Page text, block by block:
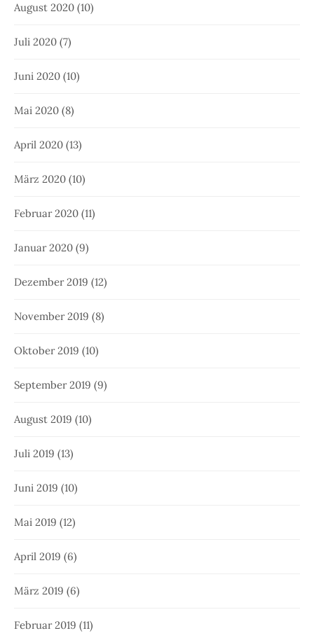
August 2020 (10)
Juli 2020 (7)
Juni 2020 (10)
Mai 2020 (8)
April 2020 (13)
März 2020 (10)
Februar 2020 (11)
Januar 2020 (9)
Dezember 2019 (12)
November 2019 (8)
Oktober 2019 (10)
September 2019 (9)
August 2019 (10)
Juli 2019 (13)
Juni 2019 (10)
Mai 2019 (12)
April 2019 (6)
März 2019 (6)
Februar 2019 (11)